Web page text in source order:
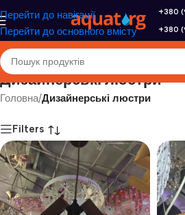
Перейти до навігації
Перейти до основного вмісту
+380
+380
Дизайнерські люстри
Головна/Дизайнерські люстри
Filters